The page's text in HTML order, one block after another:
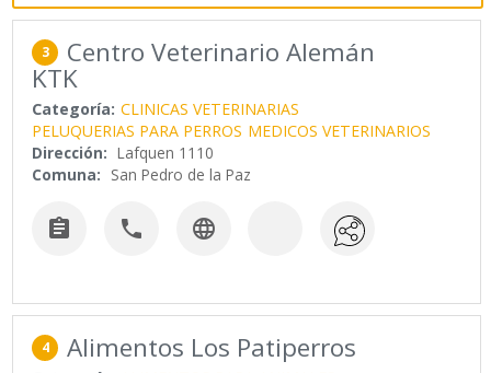
3 Centro Veterinario Alemán
KTK
Categoría: CLINICAS VETERINARIAS
PELUQUERIAS PARA PERROS MEDICOS VETERINARIOS
Dirección: Lafquen 1110
Comuna: San Pedro de la Paz
  
4 Alimentos Los Patiperros